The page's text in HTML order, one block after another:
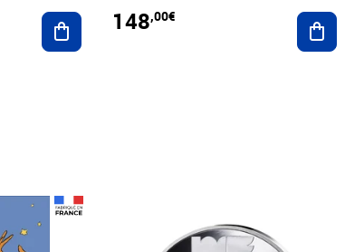
Ajouter au panier
148,00€